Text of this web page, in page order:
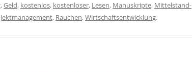
,Geld, kostenlos, kostenloser, Lesen, Manuskripte, Mittelstand-
, Rauchen,Wirtschaftsentwicklung.